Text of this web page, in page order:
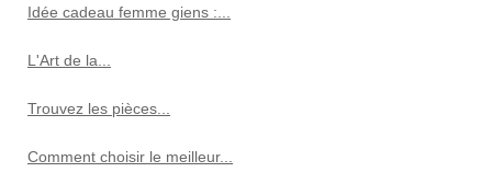
Idée cadeau femme giens :...
L'Art de la...
Trouvez les pièces...
Comment choisir le meilleur...